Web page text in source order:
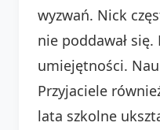
wyzwań. Nick
nie poddawał się.
umiejętności.
Przyjaciele
lata szkolne